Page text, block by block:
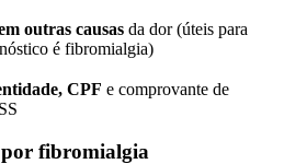
outras causas da dor (úteis para
é fibromialgia)
CPF e comprovante de
fibromialgia